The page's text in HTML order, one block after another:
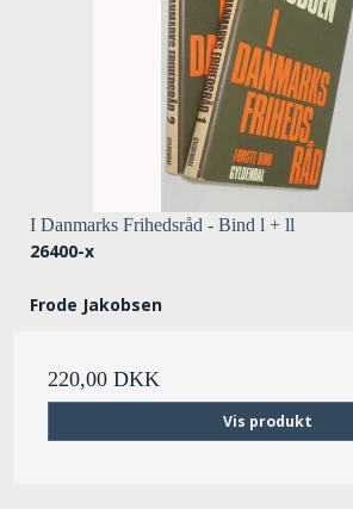
I Danmarks Frihedsråd - Bind l + ll
26400-x
Frode Jakobsen
220,00 DKK
Vis produkt